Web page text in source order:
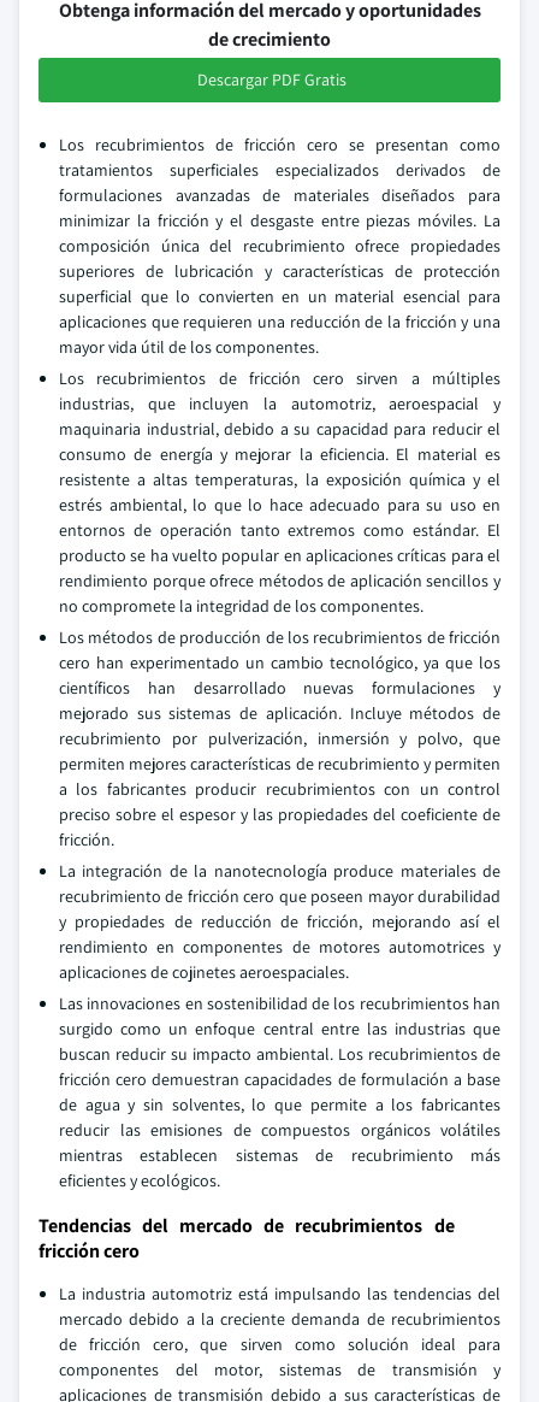
Obtenga información del mercado y oportunidades
de crecimiento
Descargar PDF Gratis
Los recubrimientos de fricción cero se presentan como
tratamientos superficiales especializados derivados de
formulaciones avanzadas de materiales diseñados para
minimizar la fricción y el desgaste entre piezas móviles. La
composición única del recubrimiento ofrece propiedades
superiores de lubricación y características de protección
superficial que lo convierten en un material esencial para
aplicaciones que requieren una reducción de la fricción y una
mayor vida útil de los componentes.
Los recubrimientos de fricción cero sirven a múltiples
industrias, que incluyen la automotriz, aeroespacial y
maquinaria industrial, debido a su capacidad para reducir el
consumo de energía y mejorar la eficiencia. El material es
resistente a altas temperaturas, la exposición química y el
estrés ambiental, lo que lo hace adecuado para su uso en
entornos de operación tanto extremos como estándar. El
producto se ha vuelto popular en aplicaciones críticas para el
rendimiento porque ofrece métodos de aplicación sencillos y
no compromete la integridad de los componentes.
Los métodos de producción de los recubrimientos de fricción
cero han experimentado un cambio tecnológico, ya que los
científicos han desarrollado nuevas formulaciones y
mejorado sus sistemas de aplicación. Incluye métodos de
recubrimiento por pulverización, inmersión y polvo, que
permiten mejores características de recubrimiento y permiten
a los fabricantes producir recubrimientos con un control
preciso sobre el espesor y las propiedades del coeficiente de
fricción.
La integración de la nanotecnología produce materiales de
recubrimiento de fricción cero que poseen mayor durabilidad
y propiedades de reducción de fricción, mejorando así el
rendimiento en componentes de motores automotrices y
aplicaciones de cojinetes aeroespaciales.
Las innovaciones en sostenibilidad de los recubrimientos han
surgido como un enfoque central entre las industrias que
buscan reducir su impacto ambiental. Los recubrimientos de
fricción cero demuestran capacidades de formulación a base
de agua y sin solventes, lo que permite a los fabricantes
reducir las emisiones de compuestos orgánicos volátiles
mientras establecen sistemas de recubrimiento más
eficientes y ecológicos.
Tendencias del mercado de recubrimientos de
fricción cero
La industria automotriz está impulsando las tendencias del
mercado debido a la creciente demanda de recubrimientos
de fricción cero, que sirven como solución ideal para
componentes del motor, sistemas de transmisión y
aplicaciones de transmisión debido a sus características de